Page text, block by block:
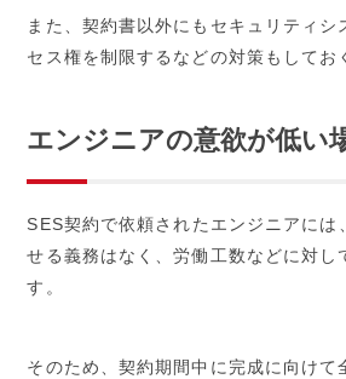
また、契約書以外にもセキュリティシ
セス権を制限するなどの対策もしてお
エンジニアの意欲が低い
SES契約で依頼されたエンジニアには
せる義務はなく、労働工数などに対し
す。
そのため、契約期間中に完成に向けて